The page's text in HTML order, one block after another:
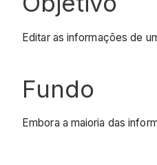
Editar as informações de
Fundo
Embora a maioria das